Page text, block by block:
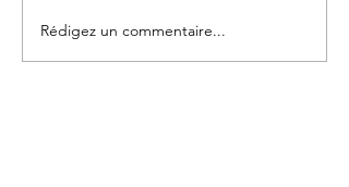
Rédigez un commentaire...